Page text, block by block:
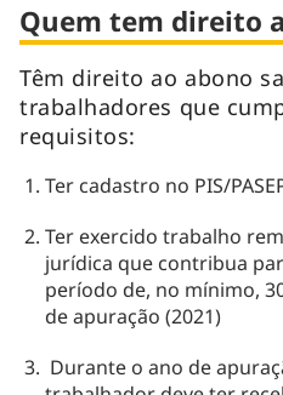
Quem tem direito
Têm direito ao abono
trabalhadores que
requisitos:
Ter cadastro no PIS/
Ter exercido trabalho
jurídica que contribua
período de, no mínimo,
de apuração (2021)
Durante o ano de